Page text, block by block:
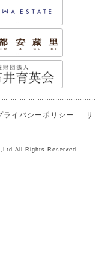
ライバシーポリシー サ
All Rights Reserved.